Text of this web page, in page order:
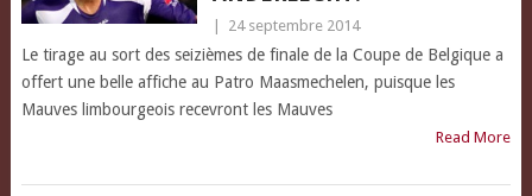
24 septembre 2014
Le tirage au sort des seizièmes de finale de la Coupe de Belgique a
offert une belle affiche au Patro Maasmechelen, puisque les
Mauves limbourgeois recevront les Mauves
Read More